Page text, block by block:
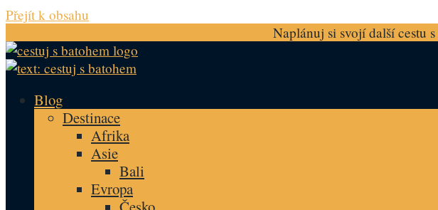
Přejít k obsahu
Naplánuj si svojí další cestu s
Blog
Destinace
Afrika
Asie
Bali
Evropa